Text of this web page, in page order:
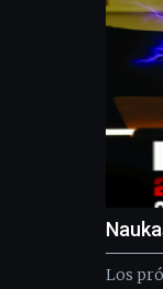
Los